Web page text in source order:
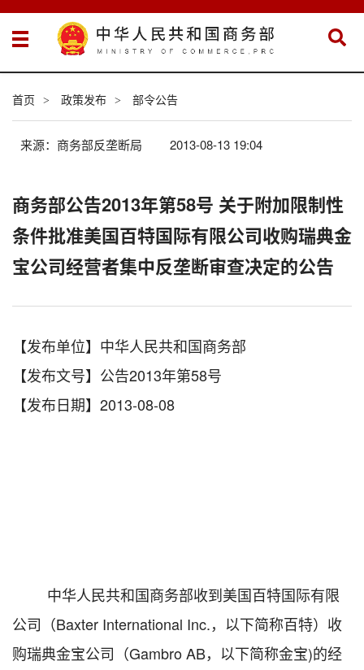
首页 > 政策发布 > 部令公告
来源：商务部反垄断局 2013-08-13 19:04
商务部公告2013年第58号 关于附加限制性
条件批准美国百特国际有限公司收购瑞典金
宝公司经营者集中反垄断审查决定的公告
【发布单位】中华人民共和国商务部
【发布文号】公告2013年第58号
【发布日期】2013-08-08
中华人民共和国商务部收到美国百特国际有限
公司（Baxter International Inc.，以下简称百特）收
购瑞典金宝公司（Gambro AB，以下简称金宝)的经